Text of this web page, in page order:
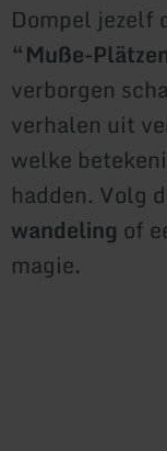
Dompel jezelf
“Muße-
verborgen
verhalen uit
welke
hadden. Volg
wandeling of
magie.